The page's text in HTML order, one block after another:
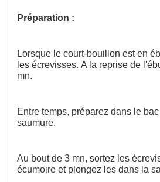
Préparation :
Lorsque le court-bouillon est en
les écrevisses. A la reprise de
mn.
Entre temps, préparez dans le
saumure.
Au bout de 3 mn, sortez les
écumoire et plongez les dans la